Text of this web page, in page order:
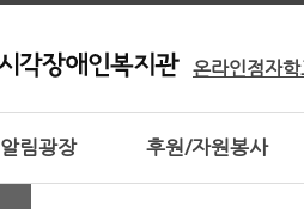
온라인점자
알림광장 후원/자원봉사